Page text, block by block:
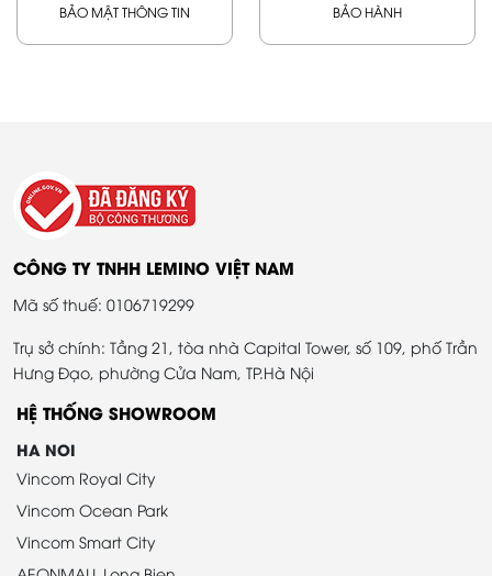
BẢO MẬT THÔNG TIN BẢO HÀNH
CÔNG TY TNHH LEMINO VIỆT NAM
Mã số thuế: 0106719299
Trụ sở chính: Tầng 21, tòa nhà Capital Tower, số 109, phố Trần
Hưng Đạo, phường Cửa Nam, TP.Hà Nội
HỆ THỐNG SHOWROOM
HA NOI
Vincom Royal City
Vincom Ocean Park
Vincom Smart City